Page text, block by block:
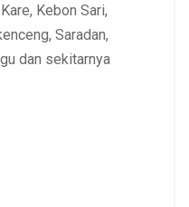
Kebon Sari,
Saradan,
dan sekitarnya